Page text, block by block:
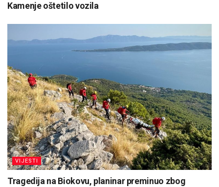
Kamenje oštetilo vozila
VIJESTI
Tragedija na Biokovu, planinar preminuo zbog